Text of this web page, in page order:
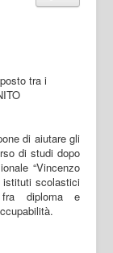
di aiutare gli
di studi dopo
“Vincenzo
istituti scolastici
fra diploma e